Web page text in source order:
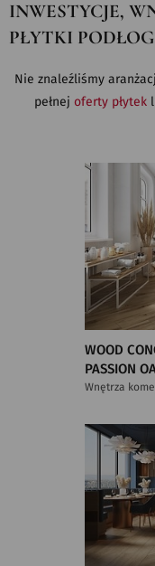
INWESTYCJE,
PŁYTKI
Nie znaleźliśmy
pełnej oferty płytek
WOOD
PASSION
Wnętrza